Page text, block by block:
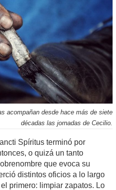
acompañan desde hace más de siete
décadas las jornadas de Cecilio.
Spíritus terminó por
o quizá un tanto
que evoca su
distintos oficios a lo largo
primero: limpiar zapatos. Lo